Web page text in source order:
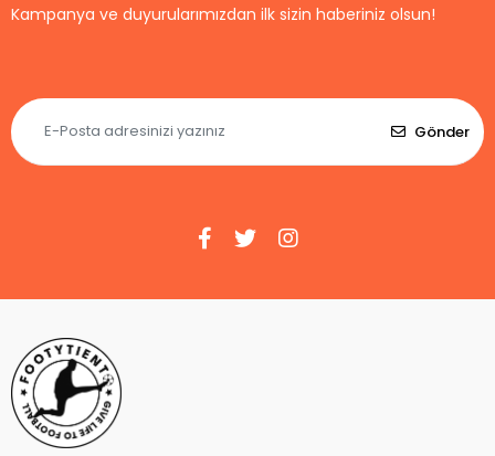
Kampanya ve duyurularımızdan ilk sizin haberiniz olsun!
Gönder